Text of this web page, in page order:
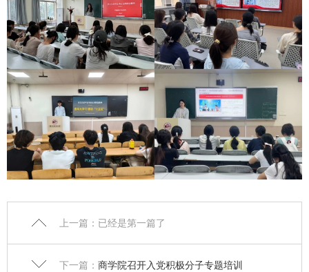
上一篇：已经是第一篇了
下一篇： 商学院召开入党积极分子专题培训